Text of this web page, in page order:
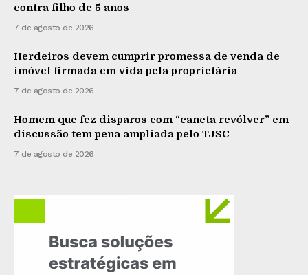
contra filho de 5 anos
7 de agosto de 2026
Herdeiros devem cumprir promessa de venda de
imóvel firmada em vida pela proprietária
7 de agosto de 2026
Homem que fez disparos com “caneta revólver” em
discussão tem pena ampliada pelo TJSC
7 de agosto de 2026